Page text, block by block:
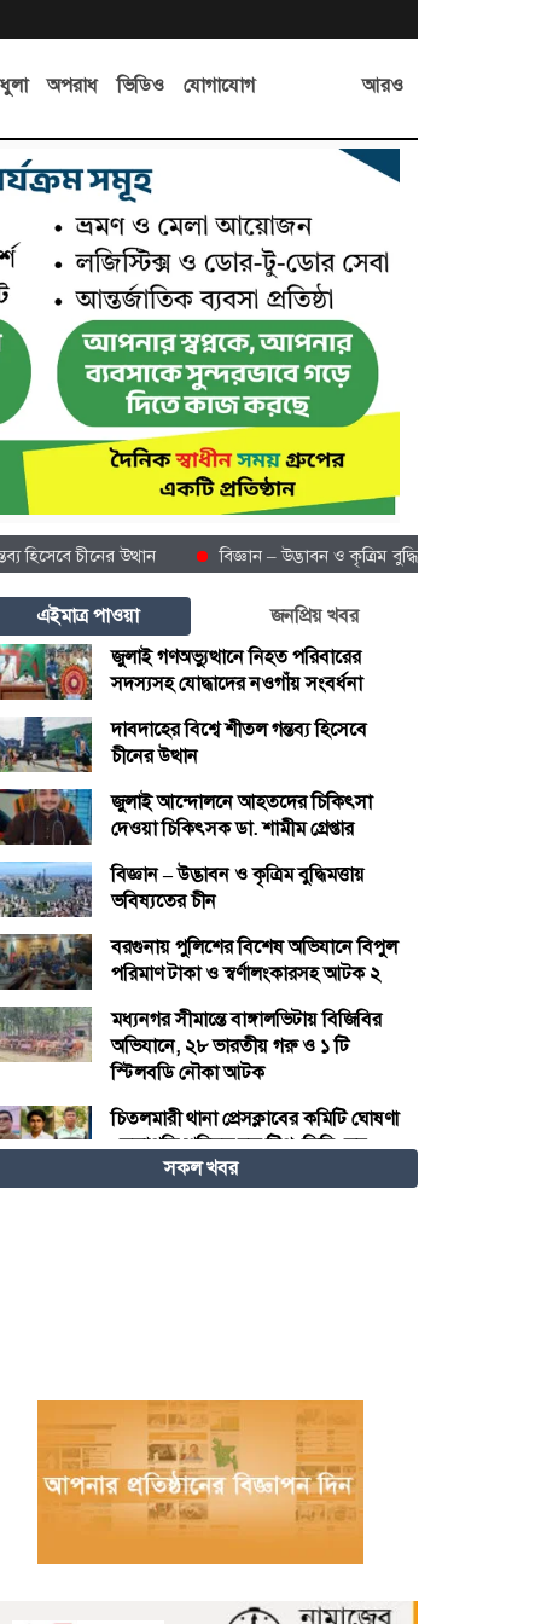
অপরাধ ভিডিও যোগাযোগ আরও
চীনের উত্থান বিজ্ঞান – উদ্ভাবন ও কৃত্রিম বুদ্ধিমত্তায় ভবিষ্যতের চীন
এইমাত্র পাওয়া
জনপ্রিয় খবর
জুলাই গণঅভ্যুত্থানে নিহত পরিবারের
সদস্যসহ যোদ্ধাদের নওগাঁয় সংবর্ধনা
দাবদাহের বিশ্বে শীতল গন্তব্য হিসেবে
চীনের উত্থান
জুলাই আন্দোলনে আহতদের চিকিৎসা
দেওয়া চিকিৎসক ডা. শামীম গ্রেপ্তার
বিজ্ঞান – উদ্ভাবন ও কৃত্রিম বুদ্ধিমত্তায়
ভবিষ্যতের চীন
বরগুনায় পুলিশের বিশেষ অভিযানে বিপুল
পরিমাণ টাকা ও স্বর্ণালংকারসহ আটক ২
মধ্যনগর সীমান্তে বাঙ্গালভিটায় বিজিবির
অভিযানে, ২৮ ভারতীয় গরু ও ১ টি
স্টিলবডি নৌকা আটক
চিতলমারী থানা প্রেসক্লাবের কমিটি ঘোষণা
: সভাপতি শহিদুল হক টিপু, সিনি: সহ
সভাপতি মো: আজাদ খান, সাধারণ
খুলনার রূপসায় অভিযান চালিয়ে ১০
কেজি গাঁজাসহ দুইজন মাদক ব্যবসায়ীকে
গ্রেফতার করেছে র‍্যাব-৬
নওগাঁয় পানিতে ডুবে নবদম্পতির মৃত্যু,
সিকিউরিটি ক্লাব গঠনের ঘোষণা জাতীয়
সকল খবর